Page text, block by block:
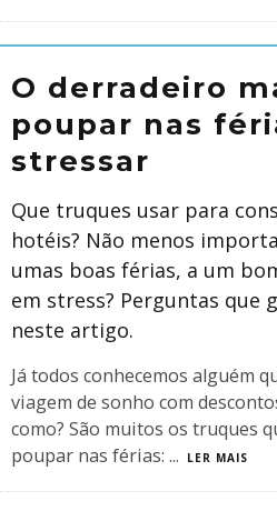
O derradeiro
poupar nas
stressar
Que truques usar para
hotéis? Não menos
umas boas férias, a um
em stress? Perguntas que
neste artigo.
Já todos conhecemos alguém
viagem de sonho com
como? São muitos os truques
poupar nas férias: ... LER MAIS